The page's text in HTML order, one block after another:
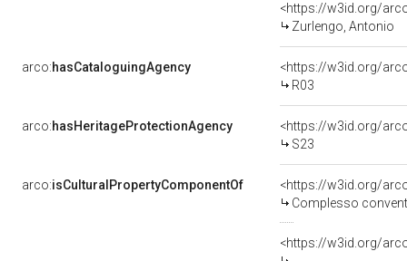
<https://w3id.org/
Zurlengo, Antonio
arco:hasCataloguingAgency
<https://w3id.org/
R03
arco:hasHeritageProtectionAgency
<https://w3id.org/
S23
arco:isCulturalPropertyComponentOf
<https://w3id.org/
Complesso
<https://w3id.org/